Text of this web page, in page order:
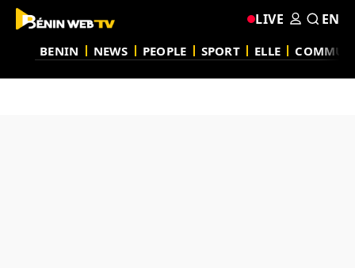
BENIN NEWS PEOPLE SPORT ELLE
LIVE EN